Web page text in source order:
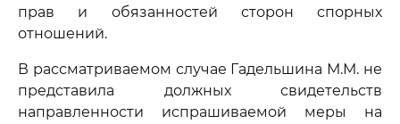
прав и обязанностей сторон спорных
отношений.
В рассматриваемом случае Гадельшина М.М. не
представила должных свидетельств
направленности испрашиваемой меры на